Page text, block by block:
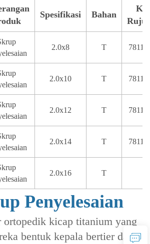
Spesifikasi Bahan
2.0x8 T
2.0x10 T
2.0x12 T
2.0x14 T
2.0x16 T
Penyelesaian
ortopedik kicap titanium yang
bentuk kepala bertier dan